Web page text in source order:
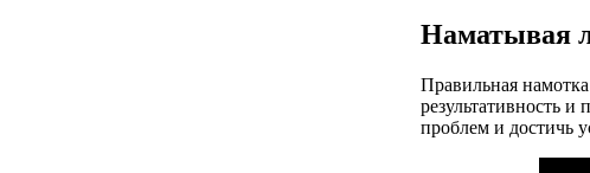
Наматывая
Правильная
результативность
проблем и достичь